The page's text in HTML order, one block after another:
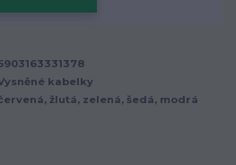
kabelky
žlutá, zelená, šedá, modrá